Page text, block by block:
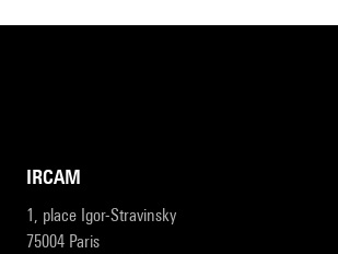
IRCAM
1, place Igor-Stravinsky
75004 Paris